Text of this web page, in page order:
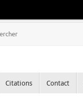
Citations Contact